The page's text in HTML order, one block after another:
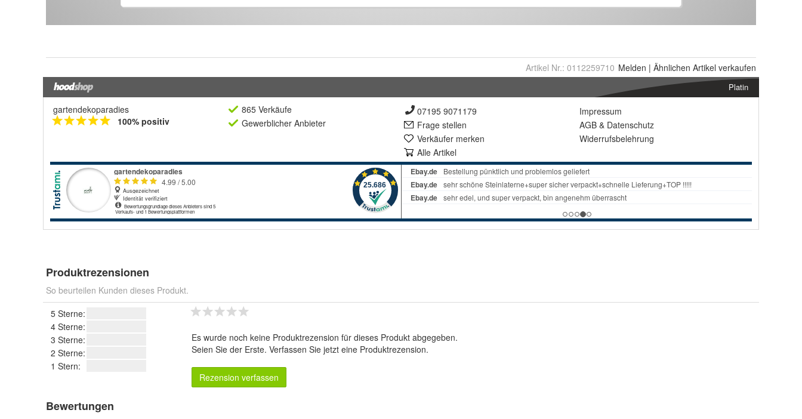
Artikel Nr.: 0112259710 Melden | Ähnlichen Artikel verkaufen
Platin
gartendekoparadies
100% positiv
865 Verkäufe
Gewerblicher Anbieter
07195 9071179
Frage stellen
Verkäufer merken
Alle Artikel
Impressum
AGB & Datenschutz
Widerrufsbelehrung
Produktrezensionen
So beurteilen Kunden dieses Produkt.
5 Sterne:
4 Sterne:
3 Sterne:
2 Sterne:
1 Stern:
Es wurde noch keine Produktrezension für dieses Produkt abgegeben.
Seien Sie der Erste. Verfassen Sie jetzt eine Produktrezension.
Rezension verfassen
Bewertungen